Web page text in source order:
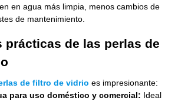
en agua más limpia, menos cambios de
de mantenimiento.
prácticas de las perlas de
de filtro de vidrio es impresionante:
para uso doméstico y comercial: Ideal